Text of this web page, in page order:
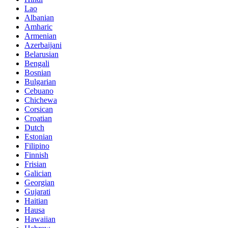
Lao
Albanian
Amharic
Armenian
Azerbaijani
Belarusian
Bengali
Bosnian
Bulgarian
Cebuano
Chichewa
Corsican
Croatian
Dutch
Estonian
Filipino
Finnish
Frisian
Galician
Georgian
Gujarati
Haitian
Hausa
Hawaiian